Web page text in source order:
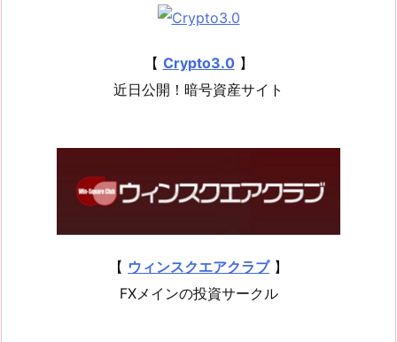
【 Crypto3.0】
近日公開！暗号資産サイト
【 ウィンスクエアクラブ】
FXメインの投資サークル